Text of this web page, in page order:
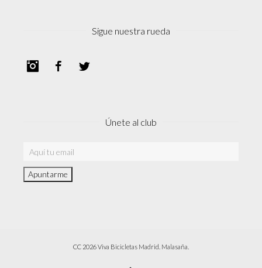
Sigue nuestra rueda
InstagramFacebook
Únete al club
CC 2026 Viva Bicicletas Madrid. Malasaña.